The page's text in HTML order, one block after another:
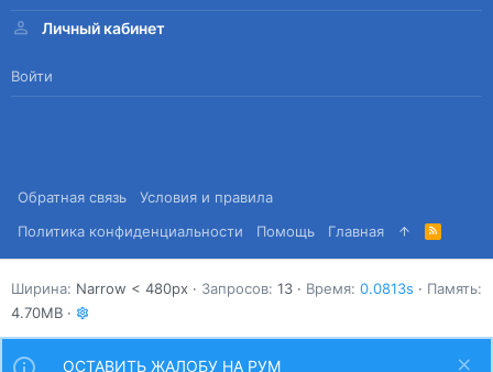
Личный кабинет
Войти
Обратная связь
Условия и правила
Политика конфиденциальности
Помощь Главная
R
S
S
Ширина Запросов 13 Время 0.0813s
Память
4.70MB
ОСТАВИТЬ ЖАЛОБУ НА РУМ